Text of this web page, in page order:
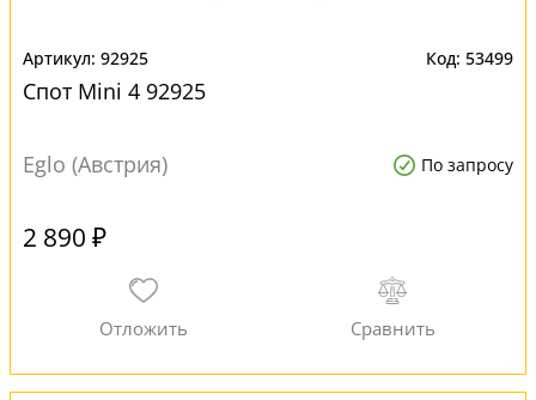
92925 53499
Спот Mini 4 92925
Eglo (Австрия) По запросу
2 890 ₽